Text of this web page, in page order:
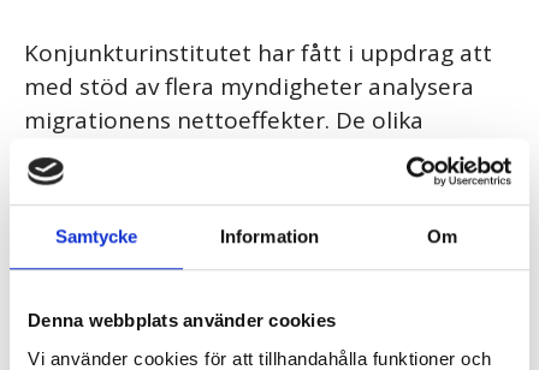
Samtycke Information Om
Denna webbplats använder cookies
Vi använder cookies för att tillhandahålla funktioner och
Konjunkturinstitutet har fått i uppdrag att
med stöd av flera myndigheter analysera
migrationens nettoeffekter. De olika
myndigheterna har nu inkommit med sina
underlagsrapporter.
De övriga myndigheterna som bidrar till uppdraget är
Brottsförebyggande rådet, Kommerskollegium, Myndigheten
och Statens skolverk.
Slutrapportering av uppdraget kommer att ske den 4 juni 2025.